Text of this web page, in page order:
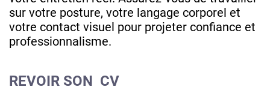
sur votre posture, votre langage corporel et
votre contact visuel pour projeter confiance et
professionnalisme.
REVOIR SON CV